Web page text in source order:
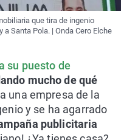
que tira de ingenio
Santa Pola. | Onda Cero Elche
su puesto de
mucho de qué
una empresa de la
y se ha agarrado
publicitaria